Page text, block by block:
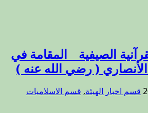
الصيفية _ المقامة في
( رضي الله عنه )
قسم اخبار الهيئة, قسم الاسلاميات